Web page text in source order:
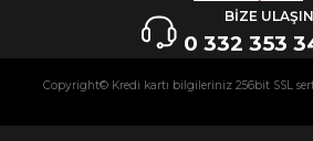
BİZE ULAŞIN
0 332 353
Copyright© Kredi kartı bilgileriniz 256bit SSL